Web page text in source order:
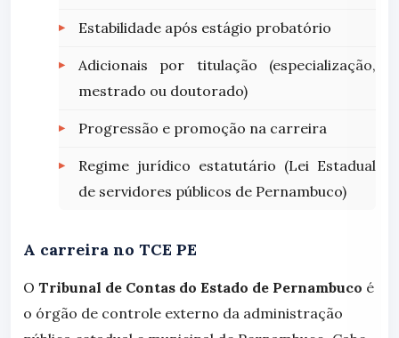
Estabilidade após estágio probatório
Adicionais por titulação (especialização,
mestrado ou doutorado)
Progressão e promoção na carreira
Regime jurídico estatutário (Lei Estadual
de servidores públicos de Pernambuco)
A carreira no TCE PE
O Tribunal de Contas do Estado de Pernambuco é
o órgão de controle externo da administração